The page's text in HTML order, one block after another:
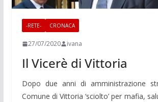
-RETE- CRONACA
27/07/2020 ivana
Il Vicerè di Vittoria
Dopo due anni di amministrazione
Comune di Vittoria ‘sciolto’ per mafia,